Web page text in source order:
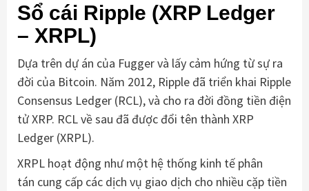
Sổ cái Ripple (XRP Ledger
– XRPL)
Dựa trên dự án của Fugger và lấy cảm hứng từ sự ra
đời của Bitcoin. Năm 2012, Ripple đã triển khai Ripple
Consensus Ledger (RCL), và cho ra đời đồng tiền điện
tử XRP. RCL về sau đã được đổi tên thành XRP
Ledger (XRPL).
XRPL hoạt động như một hệ thống kinh tế phân
tán cung cấp các dịch vụ giao dịch cho nhiều cặp tiền